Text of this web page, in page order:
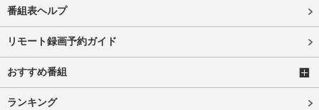
番組表ヘルプ
リモート録画予約ガイド
おすすめ番組
ランキング